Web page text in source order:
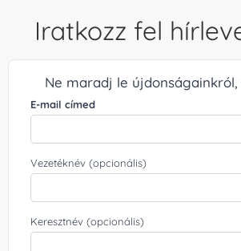
Iratkozz fel
Ne maradj le
E-mail címed
Vezetéknév (opcionális)
Keresztnév (opcionális)